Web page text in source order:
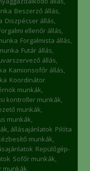
Beszerző állás,
Diszpécser állás,
ellenőr állás,
Forgalmista állás,
Futár állás,
állás,
Kamionsofőr állás,
Koordinátor
munkák,
kontroller munkák,
munkák,
munkák,
állásajánlatok Pilóta
munkák,
Repülőgép-
Sofőr munkák,
munkák,